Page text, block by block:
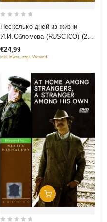
5
Несколько дней из жизни
И.И.Обломова (RUSCICO) (2
DVD) (PAL)
€24,99
inkl. Mwst., zzgl. Versand
Добавить В Корзину